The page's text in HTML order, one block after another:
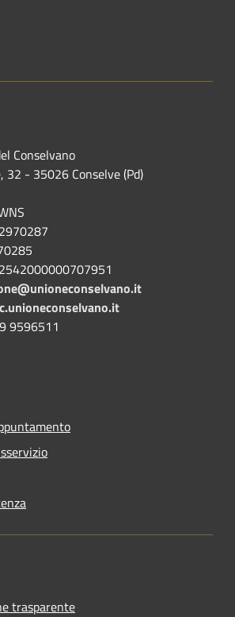
Conselvano
32 - 35026 Conselve (Pd)
9596511
trasparente